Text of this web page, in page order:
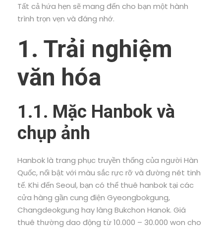
Tất cả hứa hẹn sẽ mang đến cho bạn một hành
trình trọn vẹn và đáng nhớ.
1. Trải nghiệm
văn hóa
1.1. Mặc Hanbok và
chụp ảnh
Hanbok là trang phục truyền thống của người Hàn
Quốc, nổi bật với màu sắc rực rỡ và đường nét tinh
tế. Khi đến Seoul, bạn có thể thuê hanbok tại các
cửa hàng gần cung điện Gyeongbokgung,
Changdeokgung hay làng Bukchon Hanok. Giá
thuê thường dao động từ 10.000 – 30.000 won cho